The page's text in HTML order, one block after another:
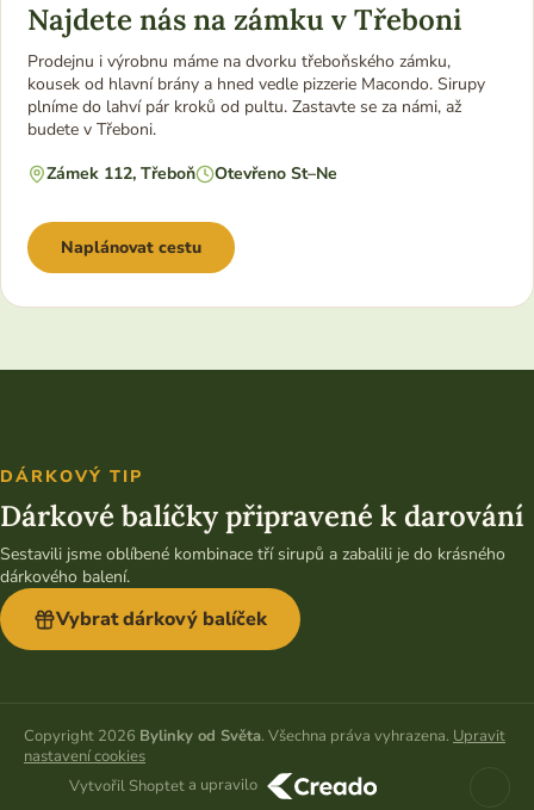
Najdete nás na zámku v Třeboni
Prodejnu i výrobnu máme na dvorku třeboňského zámku,
kousek od hlavní brány a hned vedle pizzerie Macondo. Sirupy
plníme do lahví pár kroků od pultu. Zastavte se za námi, až
budete v Třeboni.
Zámek 112, Třeboň
Otevřeno St–Ne
Naplánovat cestu
DÁRKOVÝ TIP
Dárkové balíčky připravené k darování
Sestavili jsme oblíbené kombinace tří sirupů a zabalili je do krásného
dárkového balení.
Vybrat dárkový balíček
Vytvořil Shopteta upravilo
Copyright 2026 Bylinky od Světa. Všechna práva vyhrazena. Upravit
nastavení cookies